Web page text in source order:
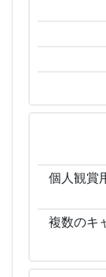
個人観賞
複数のキ